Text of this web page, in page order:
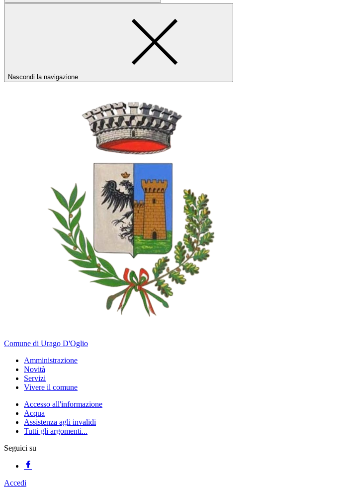
Nascondi la navigazione
Comune di Urago D'Oglio
Amministrazione
Novità
Servizi
Vivere il comune
Accesso all'informazione
Acqua
Assistenza agli invalidi
Tutti gli argomenti...
Seguici su
Accedi